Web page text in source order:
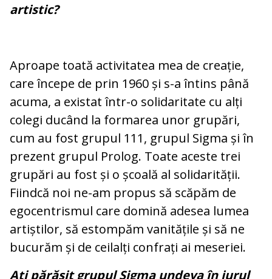
artistic?
Aproape toată activitatea mea de creație,
care începe de prin 1960 și s-a întins până
acuma, a existat într-o solidaritate cu alți
colegi ducând la formarea unor grupări,
cum au fost grupul 111, grupul Sigma și în
prezent grupul Prolog. Toate aceste trei
grupări au fost și o școală al solidarității.
Fiindcă noi ne-am propus să scăpăm de
egocentrismul care domină adesea lumea
artiștilor, să estompăm vanitățile și să ne
bucurăm și de ceilalți confrați ai meseriei.
Ați părăsit grupul Sigma undeva în jurul